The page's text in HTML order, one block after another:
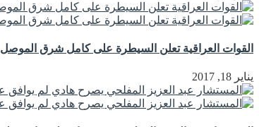
القوات العراقية تعلن السيطرة على كامل شرق الموصل
يناير 18, 2017